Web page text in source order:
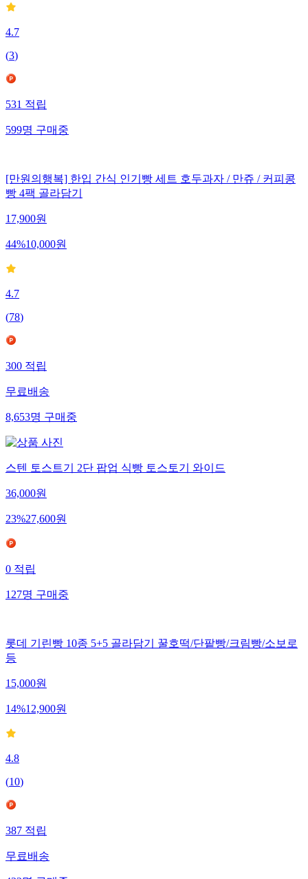
4.7
(3)
531적립
599명구매중
[만원의행복] 한입 간식 인기빵 세트 호두과자 / 만쥬 / 커피콩
빵 4팩 골라담기
17,900원
44%10,000원
4.7
(78)
300적립
무료배송
8,653명구매중
스텐 토스트기 2단 팝업 식빵 토스토기 와이드
36,000원
23%27,600원
0적립
127명구매중
롯데 기린빵 10종 5+5 골라담기 꿀호떡/단팥빵/크림빵/소보로
등
15,000원
14%12,900원
4.8
(10)
387적립
무료배송